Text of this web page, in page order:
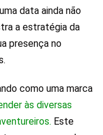
data ainda não
a estratégia da
presença no
como uma marca
às diversas
Este